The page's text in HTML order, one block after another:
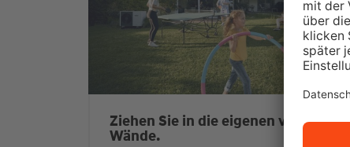
Ziehen Sie in die eigenen vier
Wände.